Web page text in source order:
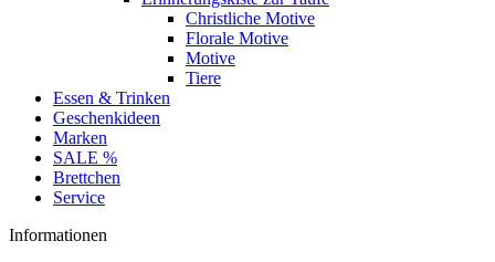
Christliche Motive
Florale Motive
Motive
Tiere
Essen & Trinken
Geschenkideen
Marken
SALE %
Brettchen
Service
Informationen